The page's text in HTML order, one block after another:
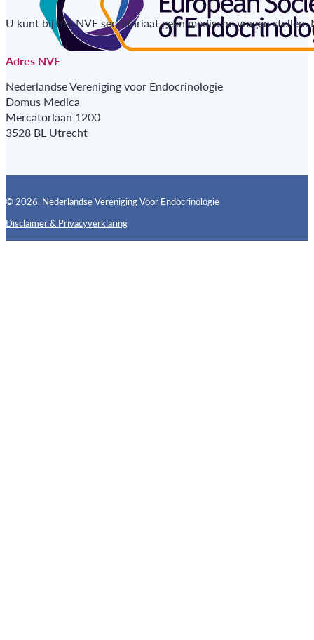
U kunt bij het NVE secretariaat geen medische vragen
Adres NVE
Nederlandse Vereniging voor Endocrinologie
Domus Medica
Mercatorlaan 1200
3528 BL Utrecht
© 2026, Nederlandse Vereniging Voor Endocrinologie
Disclaimer & PrivacyverklaringFollow us on X